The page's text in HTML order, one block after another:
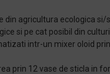
agricultura ecologica si/
si pe cat posibil din
intr-un mixer oloid
prin 12 vase de sticla in